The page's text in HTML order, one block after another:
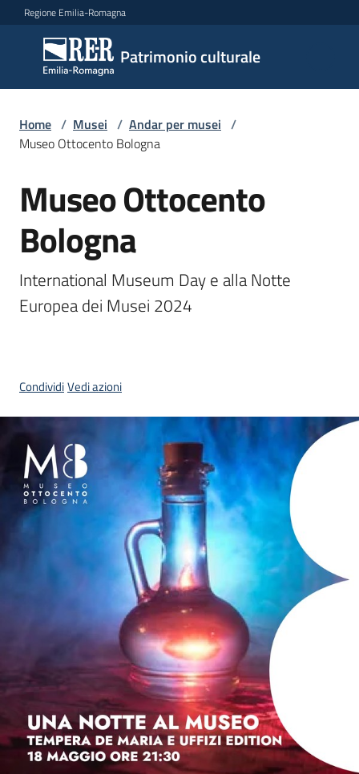
Vai al contenuto
Vai alla navigazione
Vai al footer
Regione Emilia-Romagna
Patrimonio culturale
Patrimonio
culturale
Argomenti
Novità
Servizi
Leggi
Piani
Programmi
Progetti
Seguici
Home / Musei / Andar per musei /
Museo Ottocento Bologna
Salta al contenuto
Museo Ottocento
Bologna
International Museum Day e alla Notte
Europea dei Musei 2024
CondividiVedi azioni